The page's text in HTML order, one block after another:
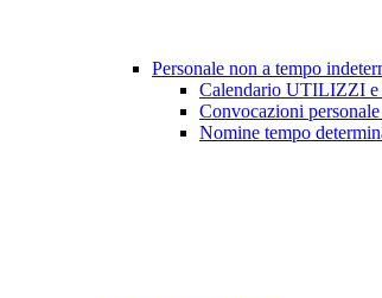
Personale non a tempo
Calendario UTILIZZI e
Convocazioni
Nomine tempo